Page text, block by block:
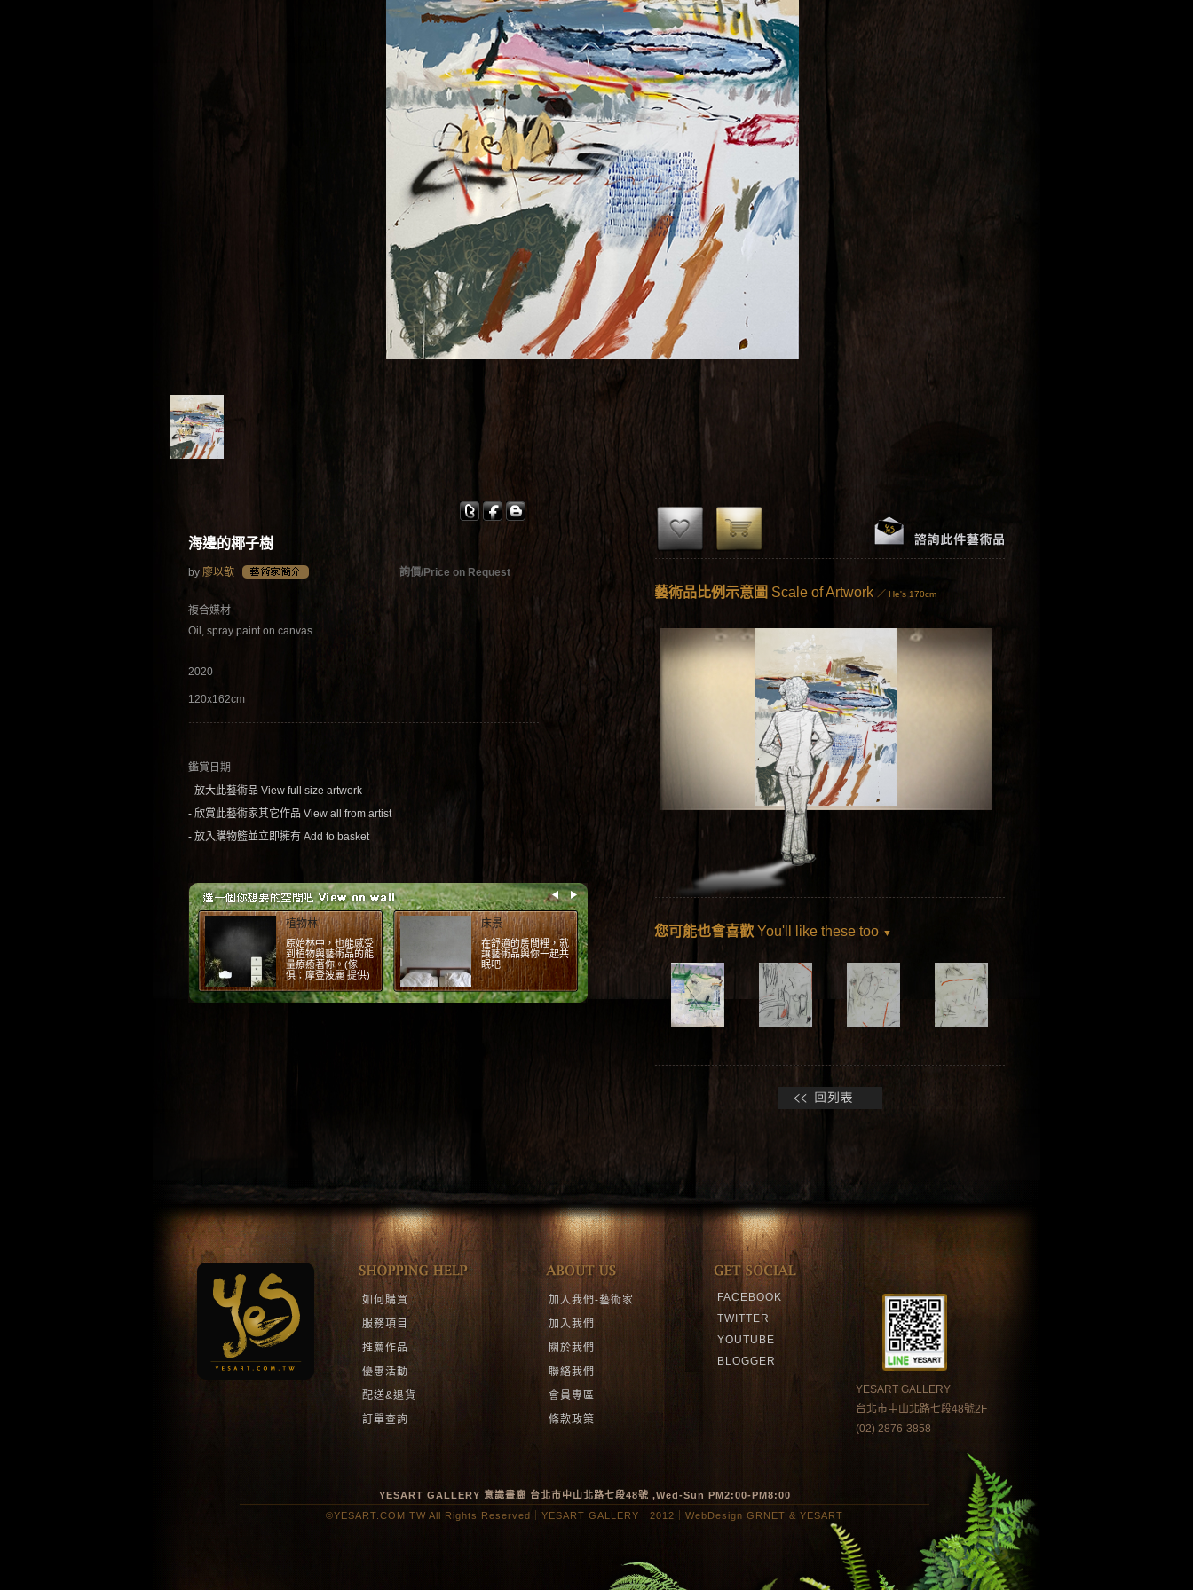
海邊的椰子樹
by 廖以歆 詢價/Price on Request
複合媒材
Oil, spray paint on canvas
2020
120x162cm
鑑賞日期
- 放大此藝術品 View full size artwork
- 欣賞此藝術家其它作品 View all from artist
- 放入購物籃並立即擁有 Add to basket
紅磚
紅磚牆的原始感，配
上工業風傢俱。(場
景：摩登波麗 提供)
簡單
一張簡單的椅子，一
幅不簡單的畫。 (椅
子：摩登波麗 提供)
藝術品比例示意圖 Scale of Artwork ／ He's 170cm
您可能也會喜歡 You'll like these too ▼
如何購買
服務項目
推薦作品
優惠活動
配送&退貨
訂單查詢
加入我們-藝術家
加入我們
關於我們
聯絡我們
會員專區
條款政策
FACEBOOK
TWITTER
YOUTUBE
BLOGGER
YESART GALLERY
台北市中山北路七段48號2F
(02) 2876-3858
YESART GALLERY 意識畫廊 台北市中山北路七段48號 ,Wed-Sun PM2:00-PM8:00
©YESART.COM.TW All Rights Reserved｜YESART GALLERY｜2012｜ WebDesign GRNET & YESART